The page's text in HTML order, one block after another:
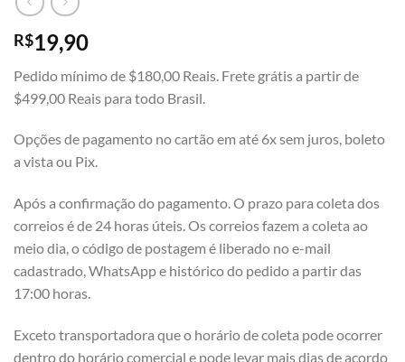
R$19,90
Pedido mínimo de $180,00 Reais. Frete grátis a partir de
$499,00 Reais para todo Brasil.
Opções de pagamento no cartão em até 6x sem juros, boleto
a vista ou Pix.
Após a confirmação do pagamento. O prazo para coleta dos
correios é de 24 horas úteis. Os correios fazem a coleta ao
meio dia, o código de postagem é liberado no e-mail
cadastrado, WhatsApp e histórico do pedido a partir das
17:00 horas.
Exceto transportadora que o horário de coleta pode ocorrer
dentro do horário comercial e pode levar mais dias de acordo